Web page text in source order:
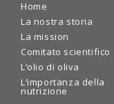
effetti
evo
Home
La nostra storia
La mission
Comitato scientifico
L’olio di oliva
L’importanza della
nutrizione